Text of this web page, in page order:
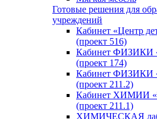
Готовые решения для
учреждений
Кабинет «Центр
(проект 516)
Кабинет ФИЗИКИ
(проект 174)
Кабинет ФИЗИКИ
(проект 211.2)
Кабинет ХИМИИ
(проект 211.1)
ХИМИЧЕСКАЯ